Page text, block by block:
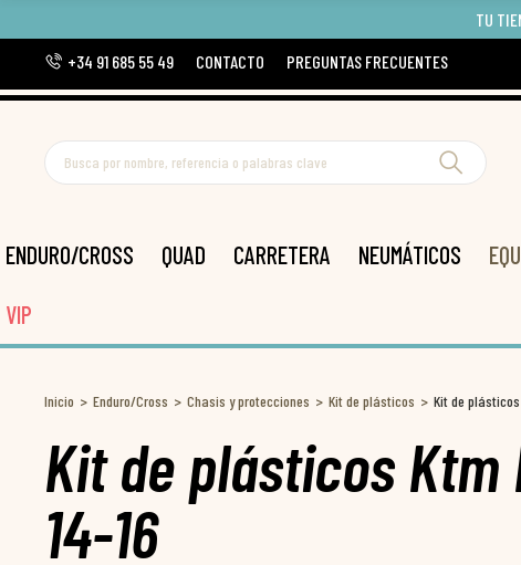
TU
+34 91 685 55 49
CONTACTO PREGUNTAS FRECUENTES
ENDURO/CROSS QUAD CARRETERA NEUMÁTICOS
VIP
Inicio Enduro/Cross Chasis y protecciones Kit de plásticos Kit de plásticos
Kit de plásticos Ktm
14-16